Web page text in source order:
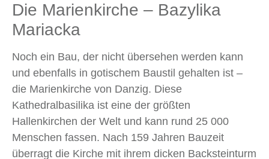
Die Marienkirche – Bazylika
Mariacka
Noch ein Bau, der nicht übersehen werden kann
und ebenfalls in gotischem Baustil gehalten ist –
die Marienkirche von Danzig. Diese
Kathedralbasilika ist eine der größten
Hallenkirchen der Welt und kann rund 25 000
Menschen fassen. Nach 159 Jahren Bauzeit
überragt die Kirche mit ihrem dicken Backsteinturm